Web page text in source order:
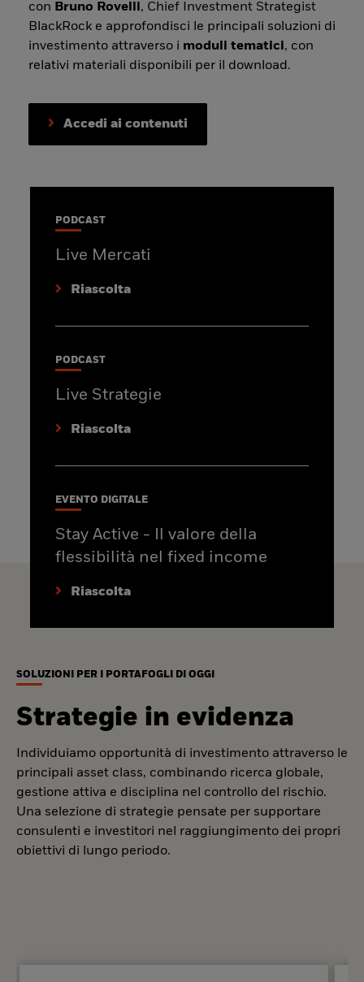
con Bruno Rovelli, Chief Investment Strategist
BlackRock e approfondisci le principali soluzioni di
investimento attraverso i moduli tematici, con
relativi materiali disponibili per il download.
Accedi ai contenuti
PODCAST
Live Mercati
Riascolta
PODCAST
Live Strategie
Riascolta
EVENTO DIGITALE
Stay Active - Il valore della
flessibilità nel fixed income
Riascolta
SOLUZIONI PER I PORTAFOGLI DI OGGI
Strategie in evidenza
Individuiamo opportunità di investimento attraverso le
principali asset class, combinando ricerca globale,
gestione attiva e disciplina nel controllo del rischio.
Una selezione di strategie pensate per supportare
consulenti e investitori nel raggiungimento dei propri
obiettivi di lungo periodo.